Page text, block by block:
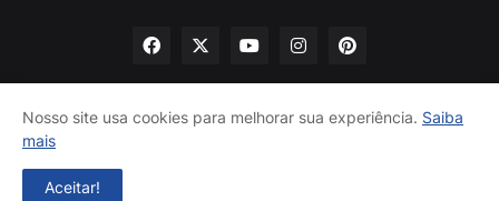
Início
Nosso site usa cookies para melhorar sua experiência. Saiba
mais
Aceitar!